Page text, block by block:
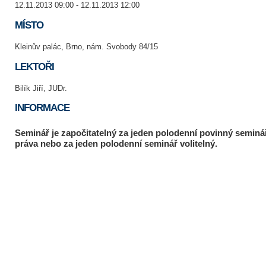
12.11.2013 09:00 - 12.11.2013 12:00
MÍSTO
Kleinův palác, Brno, nám. Svobody 84/15
LEKTOŘI
Bilík Jiří, JUDr.
INFORMACE
Seminář je započitatelný za jeden polodenní povinný
práva nebo za jeden polodenní seminář volitelný.